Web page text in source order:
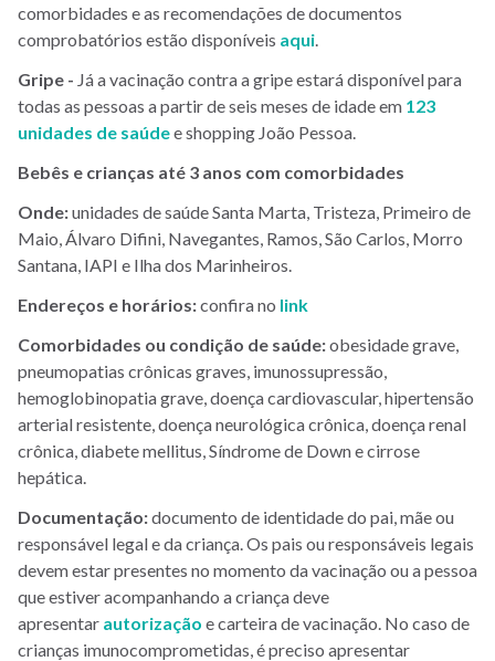
comorbidades e as recomendações de documentos
comprobatórios estão disponíveis aqui
Gripe - Já a vacinação contra a gripe estará disponível para
todas as pessoas a partir de seis meses de idade em 123
unidades de saúdee shopping João Pessoa.
Bebês e crianças até 3 anos com comorbidades
Onde:unidades de saúde Santa Marta, Tristeza, Primeiro de
Maio, Álvaro Difini, Navegantes, Ramos, São Carlos, Morro
Santana, IAPI e Ilha dos Marinheiros.
Endereços e horários:confira no link
Comorbidades ou condição de saúde:obesidade grave,
pneumopatias crônicas graves, imunossupressão,
hemoglobinopatia grave, doença cardiovascular, hipertensão
arterial resistente, doença neurológica crônica, doença renal
crônica, diabete mellitus, Síndrome de Down e cirrose
hepática.
Documentação:documento de identidade do pai, mãe ou
responsável legal e da criança. Os pais ou responsáveis legais
devem estar presentes no momento da vacinação ou a pessoa
que estiver acompanhando a criança deve
apresentar autorização e carteira de vacinação. No caso de
crianças imunocomprometidas, é preciso apresentar